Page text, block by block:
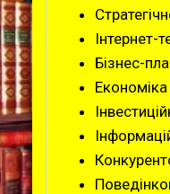
Інтернет-
Бізнес-
Економіка